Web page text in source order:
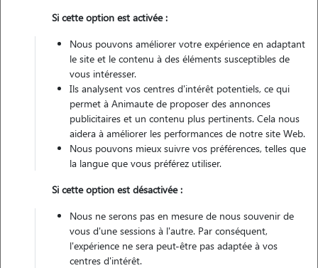
2 animaux Maison
Véhiculé
Gardes réalisées
Contacter
L'envoi d'une demande est sans engagement
Si cette option est activée :
Nous pouvons améliorer votre expérience en adaptant
le site et le contenu à des éléments susceptibles de
vous intéresser.
Ils analysent vos centres d'intérêt potentiels, ce qui
permet à Animaute de proposer des annonces
publicitaires et un contenu plus pertinents. Cela nous
aidera à améliorer les performances de notre site Web.
Nous pouvons mieux suivre vos préférences, telles que
la langue que vous préférez utiliser.
Si cette option est désactivée :
Nous ne serons pas en mesure de nous souvenir de
vous d'une sessions à l'autre. Par conséquent,
l'expérience ne sera peut-être pas adaptée à vos
centres d'intérêt.